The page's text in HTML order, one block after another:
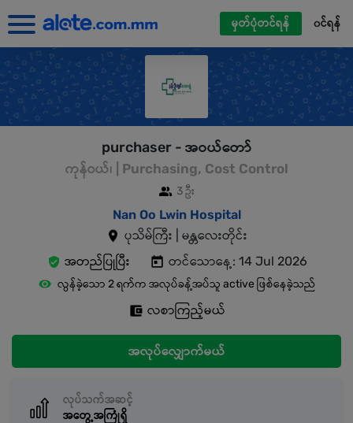
မှတ်ပုံတင်ရန် ၀င်ရန်
purchaser - အဝယ်တော်
ကုန်ဝယ်၊ | Purchasing, Cost Control
3 ဦး
Nan Oo Lwin Hospital
ပုသိမ်ကြီး | မန္တလေးတိုင်း
အတည်ပြုပြီး
တင်သောနေ့: 14 Jul 2026
လွန်ခဲ့သော 2 ရက်က အလုပ်ခန့်အပ်သူ active ဖြစ်နေခဲ့သည်
လစာကြည့်မယ်
အလုပ်လျှောက်မယ်
လုပ်သက်အဆင့်
အတွေ့အကြုံရှိ